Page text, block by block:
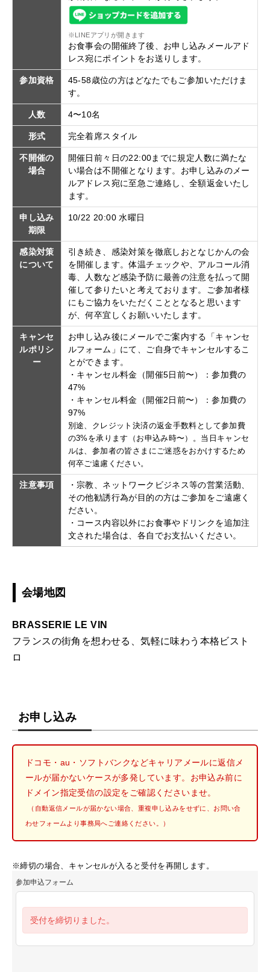
※LINEアプリが開きます
お食事会の開催終了後、お申し込みメールアド
レス宛にポイントをお送りします。
参加資格
45-58歳位の方はどなたでもご参加いただけま
す。
人数 4〜10名
形式 完全着席スタイル
不開催の
場合
開催日前々日の22:00までに規定人数に満たな
い場合は不開催となります。お申し込みのメー
ルアドレス宛に至急ご連絡し、全額返金いたし
ます。
申し込み
期限
10/22 20:00 水曜日
感染対策
について
引き続き、感染対策を徹底しおとなじかんの会
を開催します。体温チェックや、アルコール消
毒、人数など感染予防に最善の注意を払って開
催して参りたいと考えております。ご参加者様
にもご協力をいただくこととなると思います
が、何卒宜しくお願いいたします。
キャンセ
ルポリシ
ー
お申し込み後にメールでご案内する「キャンセ
ルフォーム」にて、ご自身でキャンセルするこ
とができます。
・キャンセル料金（開催5日前〜）：参加費の
47%
・キャンセル料金（開催2日前〜）：参加費の
97%
別途、クレジット決済の返金手数料として参加費
の3%を承ります（お申込み時〜）。当日キャンセ
ルは、参加者の皆さまにご迷惑をおかけするため
何卒ご遠慮ください。
注意事項
・宗教、ネットワークビジネス等の営業活動、
その他勧誘行為が目的の方はご参加をご遠慮く
ださい。
・コース内容以外にお食事やドリンクを追加注
文された場合は、各自でお支払いください。
会場地図
BRASSERIE LE VIN
フランスの街角を想わせる、気軽に味わう本格ビスト
ロ
お申し込み
ドコモ・au・ソフトバンクなどキャリアメールに返信メ
ールが届かないケースが多発しています。お申込み前に
ドメイン指定受信の設定をご確認くださいませ。
（自動返信メールが届かない場合、重複申し込みをせずに、お問い合
わせフォームより事務局へご連絡ください。）
※締切の場合、キャンセルが入ると受付を再開します。